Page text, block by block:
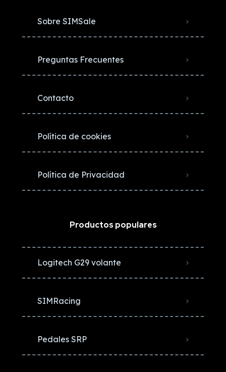
Sobre SIMSale
Preguntas Frecuentes
Contacto
Política de cookies
Política de Privacidad
Productos populares
Logitech G29 volante
SIMRacing
Pedales SRP